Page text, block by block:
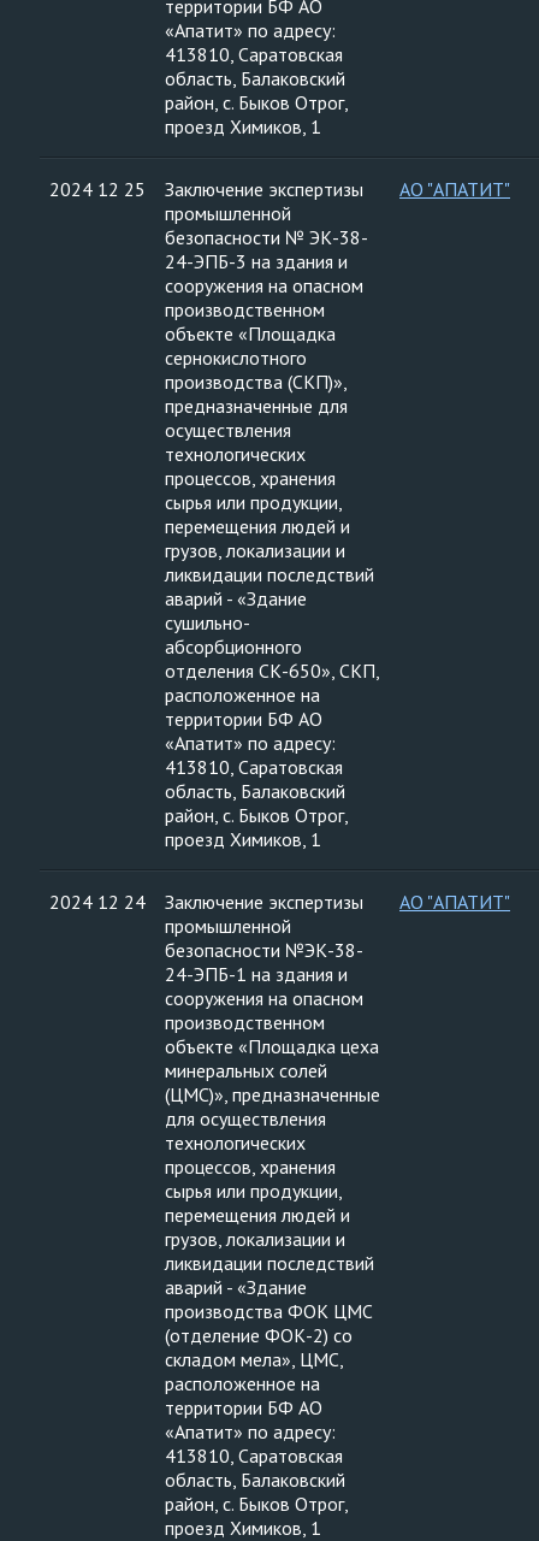
территории БФ АО
«Апатит» по адресу:
413810, Саратовская
область, Балаковский
район, с. Быков Отрог,
проезд Химиков, 1
2024 12 25
Заключение экспертизы
промышленной
безопасности № ЭК-38-
24-ЭПБ-3 на здания и
сооружения на опасном
производственном
объекте «Площадка
сернокислотного
производства (СКП)»,
предназначенные для
осуществления
технологических
процессов, хранения
сырья или продукции,
перемещения людей и
грузов, локализации и
ликвидации последствий
аварий - «Здание
сушильно-
абсорбционного
отделения СК-650», СКП,
расположенное на
территории БФ АО
«Апатит» по адресу:
413810, Саратовская
область, Балаковский
район, с. Быков Отрог,
проезд Химиков, 1
АО "АПАТИТ"
2024 12 24
Заключение экспертизы
промышленной
безопасности №ЭК-38-
24-ЭПБ-1 на здания и
сооружения на опасном
производственном
объекте «Площадка цеха
минеральных солей
(ЦМС)», предназначенные
для осуществления
технологических
процессов, хранения
сырья или продукции,
перемещения людей и
грузов, локализации и
ликвидации последствий
аварий - «Здание
производства ФОК ЦМС
(отделение ФОК-2) со
складом мела», ЦМС,
расположенное на
территории БФ АО
«Апатит» по адресу:
413810, Саратовская
область, Балаковский
район, с. Быков Отрог,
проезд Химиков, 1
АО "АПАТИТ"